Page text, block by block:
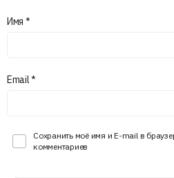
Имя *
Email*
Сохранить моё имя и E-mail в
комментариев